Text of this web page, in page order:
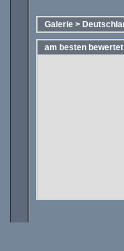
Galerie >
am besten